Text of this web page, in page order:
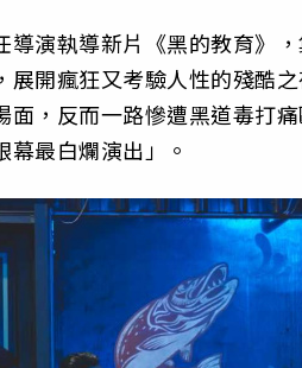
導演執導新片《黑的教育》
展開瘋狂又考驗人性的殘酷
面，反而一路慘遭黑道毒打
幕最白爛演出」。